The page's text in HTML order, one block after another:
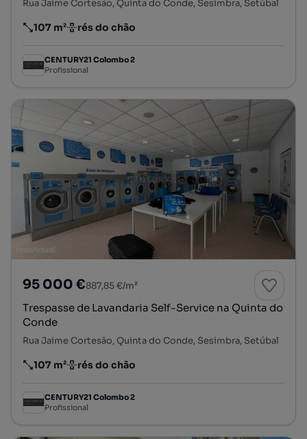
Rua Jaime Cortesão, Quinta do Conde, Sesimbra, Setúbal
Preço por metro quadrado
107 m²
Andar rés do chão
CENTURY21 Colombo 2
Profissional
95 000 €887,85 €/m²
Trespasse de Lavandaria Self-Service na Quinta do
Conde
Rua Jaime Cortesão, Quinta do Conde, Sesimbra, Setúbal
Preço por metro quadrado
107 m²
Andar rés do chão
CENTURY21 Colombo 2
Profissional